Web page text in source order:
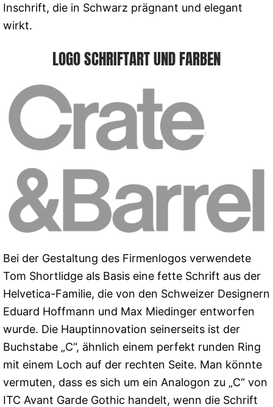
Inschrift, die in Schwarz prägnant und elegant
wirkt.
LOGO SCHRIFTART UND FARBEN
Bei der Gestaltung des Firmenlogos verwendete
Tom Shortlidge als Basis eine fette Schrift aus der
Helvetica-Familie, die von den Schweizer Designern
Eduard Hoffmann und Max Miedinger entworfen
wurde. Die Hauptinnovation seinerseits ist der
Buchstabe „C“, ähnlich einem perfekt runden Ring
mit einem Loch auf der rechten Seite. Man könnte
vermuten, dass es sich um ein Analogon zu „C“ von
ITC Avant Garde Gothic handelt, wenn die Schrift